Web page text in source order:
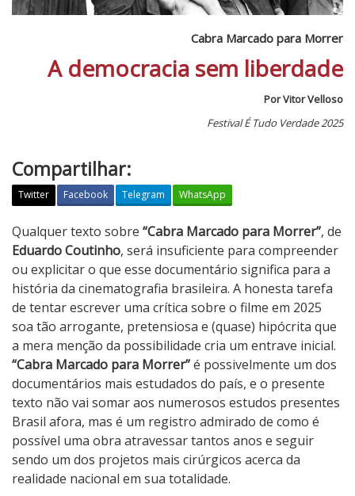
Cabra Marcado para Morrer
A democracia sem liberdade
Por Vitor Velloso
Festival É Tudo Verdade 2025
Compartilhar:
Twitter Facebook Telegram WhatsApp
C
a
b
r
a
M
a
r
c
a
d
o
p
a
Qualquer texto sobre “Cabra Marcado para Morrer”, de
Eduardo Coutinho, será insuficiente para compreender
ou explicitar o que esse documentário significa para a
história da cinematografia brasileira. A honesta tarefa
de tentar escrever uma crítica sobre o filme em 2025
soa tão arrogante, pretensiosa e (quase) hipócrita que
a mera menção da possibilidade cria um entrave inicial.
“Cabra Marcado para Morrer”é possivelmente um dos
documentários mais estudados do país, e o presente
texto não vai somar aos numerosos estudos presentes
Brasil afora, mas é um registro admirado de como é
possível uma obra atravessar tantos anos e seguir
sendo um dos projetos mais cirúrgicos acerca da
realidade nacional em sua totalidade.